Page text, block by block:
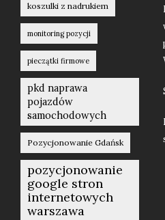
koszulki z nadrukiem
monitoring pozycji
pieczątki firmowe
pkd naprawa
pojazdów
samochodowych
Pozycjonowanie Gdańsk
pozycjonowanie
google stron
internetowych
warszawa